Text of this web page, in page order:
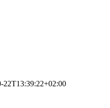
22T13:39:22+02:00